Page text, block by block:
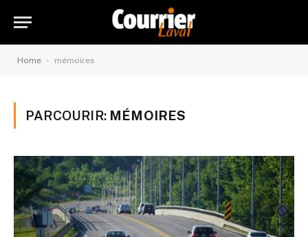
Home - mémoires
PARCOURIR: MÉMOIRES